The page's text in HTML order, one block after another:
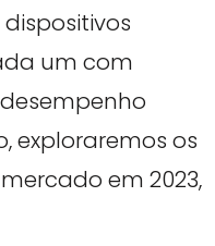
um com
exploraremos os
em 2023,